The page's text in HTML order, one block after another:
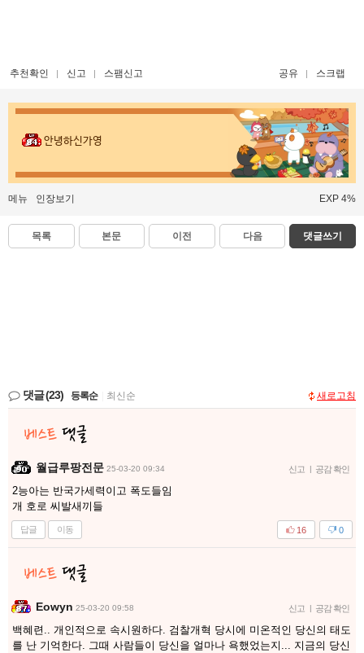
추천확인 신고 스팸신고 공유 스크랩
안녕하신가영
메뉴 인장보기 EXP 4%
목록 본문 이전 다음 댓글쓰기
댓글(23) 등록순 최신순 새로고침
월급루팡전문 25-03-20 09:34 신고 | 공감 확인
2능아는 반국가세력이고 폭도들임
개 호로 씨발새끼들
답글 이동 0
16
Eowyn 25-03-20 09:58 신고 | 공감 확인
백혜련.. 개인적으로 속시원하다. 검찰개혁 당시에 미온적인 당신의 태도
를 난 기억한다. 그때 사람들이 당신을 얼마나 욕했었는지... 지금의 당신